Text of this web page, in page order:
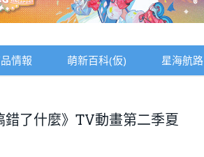
情報 萌新百科(仮) 星海航路
了什麼》TV動畫第二季夏